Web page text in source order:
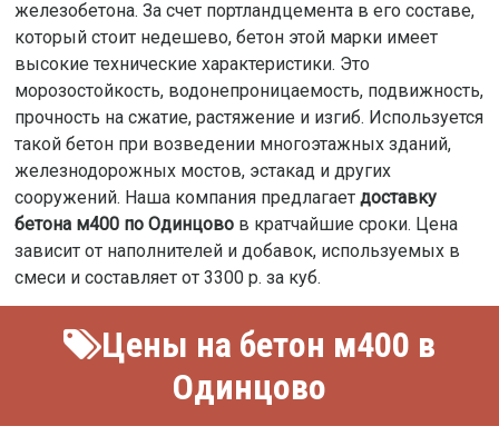
железобетона. За счет портландцемента в его составе,
который стоит недешево, бетон этой марки имеет
высокие технические характеристики. Это
морозостойкость, водонепроницаемость, подвижность,
прочность на сжатие, растяжение и изгиб. Используется
такой бетон при возведении многоэтажных зданий,
железнодорожных мостов, эстакад и других
сооружений. Наша компания предлагает доставку
бетона м400 по Одинцовов кратчайшие сроки. Цена
зависит от наполнителей и добавок, используемых в
смеси и составляет от 3300 р. за куб.
Цены на бетон м400 в
Одинцово